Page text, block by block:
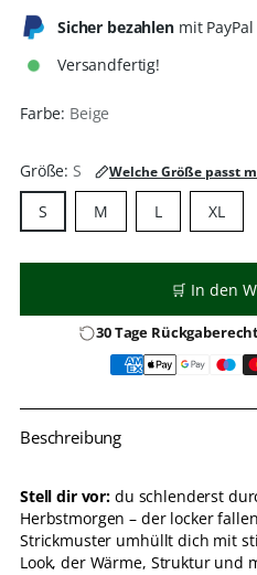
Sicher bezahlenmit PayPal
Versandfertig!
Farbe: Beige
Größe:S Welche Größe passt
S M L XL
🛒 In den
30 Tage
in
legen
Beschreibung
Stell dir vor: du schlenderst
Herbstmorgen – der locker
Strickmuster umhüllt dich mit
Look, der Wärme, Struktur und